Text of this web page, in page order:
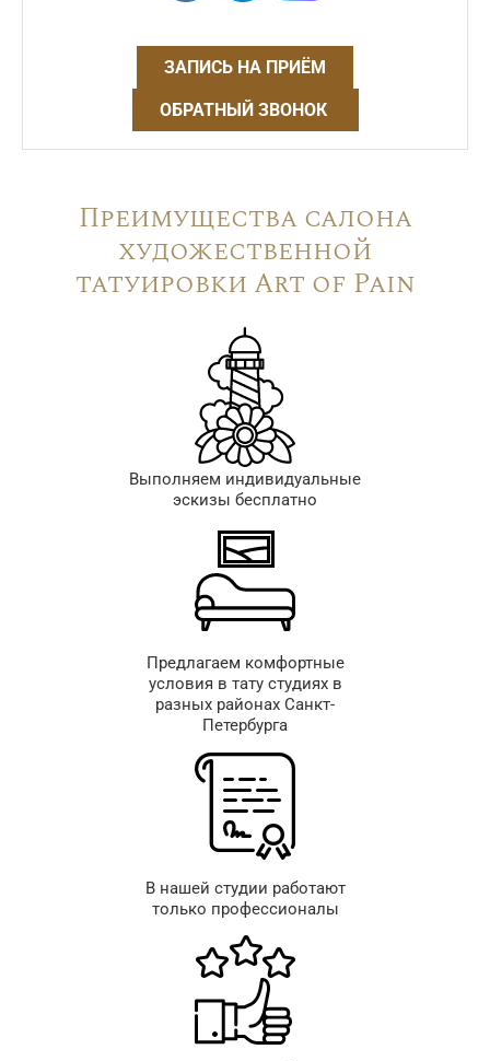
ЗАПИСЬ НА ПРИЁМ
ОБРАТНЫЙ ЗВОНОК
Преимущества салона
художественной
татуировки Art of Pain
Выполняем индивидуальные
эскизы бесплатно
Предлагаем комфортные
условия в тату студиях в
разных районах Санкт-
Петербурга
В нашей студии работают
только профессионалы